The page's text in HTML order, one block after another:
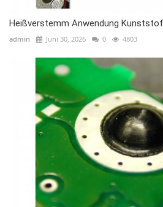
Heißverstemm Anwendung
admin Juni 30, 2026 0 4803